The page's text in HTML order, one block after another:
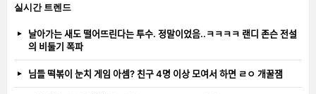
실시간 트렌드
날아가는 새도 떨어뜨린다는 투수. 정말이었음..ㅋㅋㅋㅋ 랜디 존슨 전설
의 비둘기 폭파
님들 떡볶이 눈치 게임 아셈? 친구 4명 이상 모여서 하면 ㄹㅇ 개꿀잼